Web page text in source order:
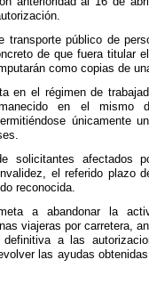
transporte público de
de que fuera titular
como copias de
en el régimen de
en el mismo
únicamente
solicitantes afectados
el referido plazo
reconocida.
a abandonar la
viajeras por carretera,
definitiva a las
las ayudas